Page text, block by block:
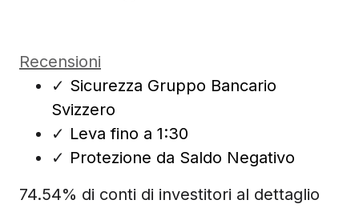
Recensioni
✓ Sicurezza Gruppo Bancario
Svizzero
✓ Leva fino a 1:30
✓ Protezione da Saldo Negativo
74.54% di conti di investitori al dettaglio